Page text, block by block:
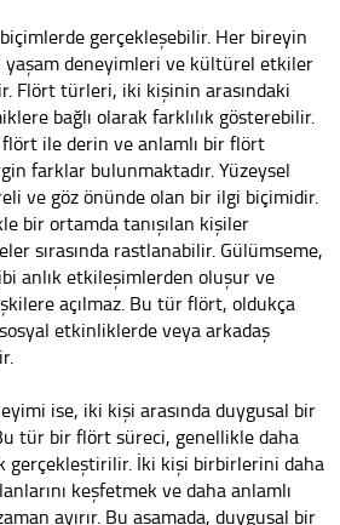
gerçekleşebilir. Her bireyin
deneyimleri ve kültürel etkiler
Flört türleri, iki kişinin arasındaki
bağlı olarak farklılık gösterebilir.
ile derin ve anlamlı bir flört
farklar bulunmaktadır. Yüzeysel
ve göz önünde olan bir ilgi biçimidir.
bir ortamda tanışılan kişiler
sırasında rastlanabilir. Gülümseme,
anlık etkileşimlerden oluşur ve
açılmaz. Bu tür flört, oldukça
etkinliklerde veya arkadaş
ise, iki kişi arasında duygusal bir
tür bir flört süreci, genellikle daha
gerçekleştirilir. İki kişi birbirlerini daha
keşfetmek ve daha anlamlı
ayırır. Bu aşamada, duygusal bir